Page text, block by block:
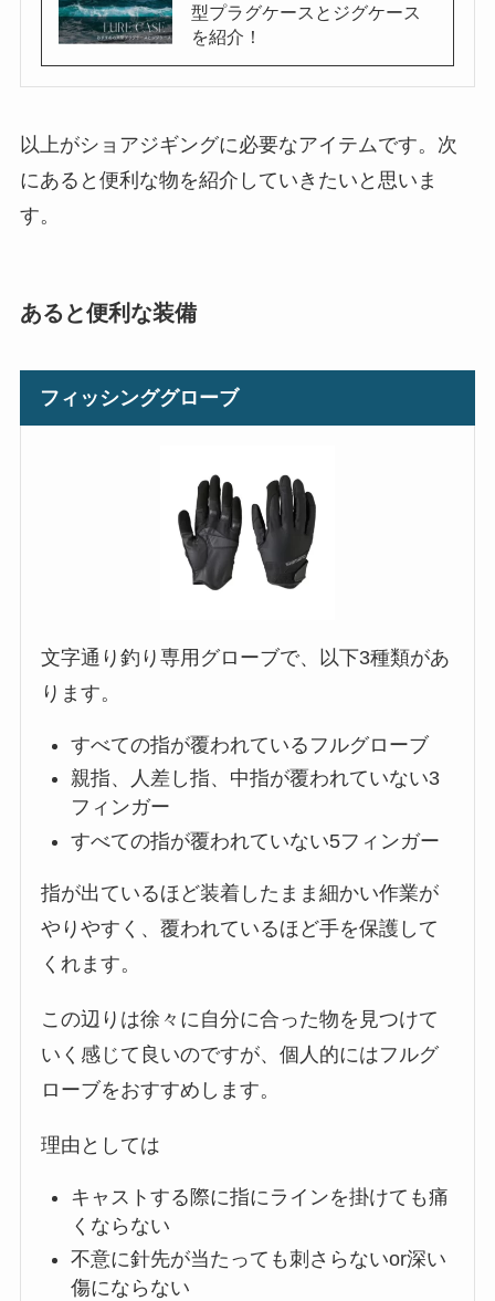
型プラグケースとジグケース
を紹介！
以上がショアジギングに必要なアイテムです。次
にあると便利な物を紹介していきたいと思いま
す。
あると便利な装備
フィッシンググローブ
文字通り釣り専用グローブで、以下3種類があ
ります。
すべての指が覆われているフルグローブ
親指、人差し指、中指が覆われていない3
フィンガー
すべての指が覆われていない5フィンガー
指が出ているほど装着したまま細かい作業が
やりやすく、覆われているほど手を保護して
くれます。
この辺りは徐々に自分に合った物を見つけて
いく感じて良いのですが、個人的にはフルグ
ローブをおすすめします。
理由としては
キャストする際に指にラインを掛けても痛
くならない
不意に針先が当たっても刺さらないor深い
傷にならない